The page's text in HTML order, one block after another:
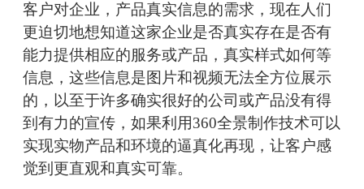
客户对企业，产品真实信息的需求，现在人们
更迫切地想知道这家企业是否真实存在是否有
能力提供相应的服务或产品，真实样式如何等
信息，这些信息是图片和视频无法全方位展示
的，以至于许多确实很好的公司或产品没有得
到有力的宣传，如果利用360全景制作技术可以
实现实物产品和环境的逼真化再现，让客户感
觉到更直观和真实可靠。